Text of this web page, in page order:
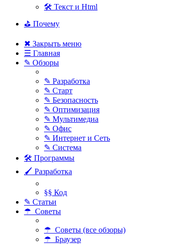
🛠 Текст и Html
⛳ Почему
✖ Закрыть меню
☰ Главная
✎ Обзоры
✎ Разработка
✎ Старт
✎ Безопасность
✎ Оптимизация
✎ Мультимедиа
✎ Офис
✎ Интернет и Сеть
✎ Система
🛠 Программы
🖌 Разработка
§§ Код
✎ Статьи
☂ Советы
☂ Советы (все обзоры)
☂ Браузер